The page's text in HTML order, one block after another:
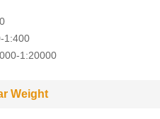
1:400
1:20000
Weight